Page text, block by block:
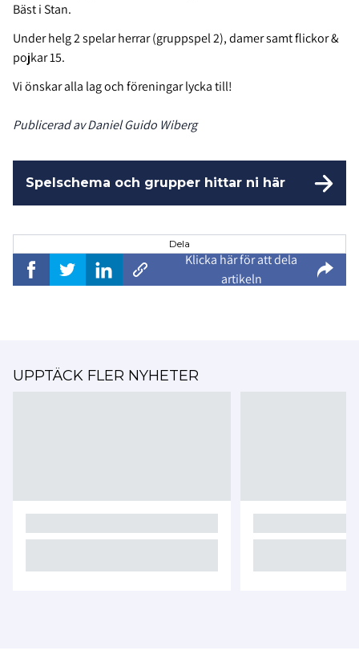
Bäst i Stan.
Under helg 2 spelar herrar (gruppspel 2), damer samt flickor &
pojkar 15.
Vi önskar alla lag och föreningar lycka till!
Publicerad av Daniel Guido Wiberg
Spelschema och grupper hittar ni här
Dela
Klicka här för att dela
artikeln
UPPTÄCK FLER NYHETER